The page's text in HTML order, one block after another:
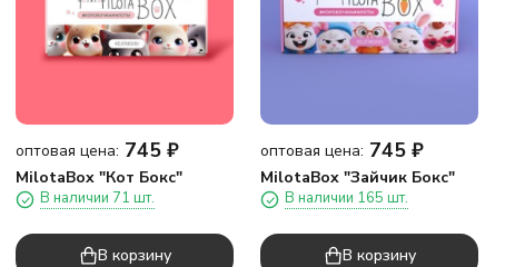
оптовая цена: 745 ₽
MilotaBox "Кот Бокс"
В наличии 71 шт.
В корзину
оптовая цена: 745 ₽
MilotaBox "Зайчик Бокс"
В наличии 165 шт.
В корзину